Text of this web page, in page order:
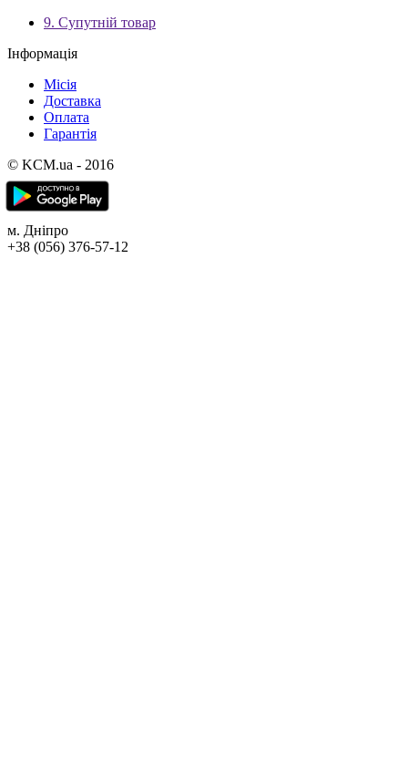
9. Супутній товар
Інформація
Місія
Доставка
Оплата
Гарантія
© KCM.ua - 2016
м. Дніпро
+38 (056) 376-57-12